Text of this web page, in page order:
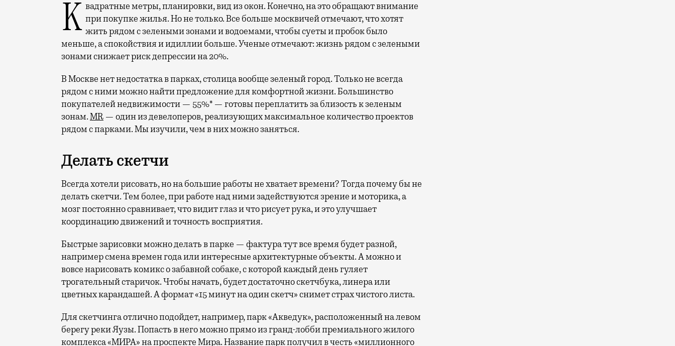
Квадратные метры, планировки, вид из окон. Конечно, на это обращают внимание при покупке жилья. Но не только. Все больше москвичей отмечают, что хотят
жить рядом с зелеными зонами и водоемами, чтобы суеты и пробок было
меньше, а спокойствия и идиллии больше. Ученые отмечают: жизнь рядом с зелеными
зонами снижает риск депрессии на 20%.
В Москве нет недостатка в парках, столица вообще зеленый город. Только не всегда
рядом с ними можно найти предложение для комфортной жизни. Большинство
покупателей недвижимости — 55%* — готовы переплатить за близость к зеленым
зонам.MR — один из девелоперов, реализующих максимальное количество проектов
рядом с парками. Мы изучили, чем в них можно заняться.
Делать скетчи
Всегда хотели рисовать, но на большие работы не хватает времени? Тогда почему бы не
делать скетчи. Тем более, при работе над ними задействуются зрение и моторика, а
мозг постоянно сравнивает, что видит глаз и что рисует рука, и это улучшает
координацию движений и точность восприятия.
Быстрые зарисовки можно делать в парке — фактура тут все время будет разной,
например смена времен года или интересные архитектурные объекты. А можно и
вовсе нарисовать комикс о забавной собаке, с которой каждый день гуляет
трогательный старичок. Чтобы начать, будет достаточно скетчбука, линера или
цветных карандашей. А формат «15 минут на один скетч» снимет страх чистого листа.
Для скетчинга отлично подойдет, например, парк «Акведук», расположенный на левом
берегу реки Яузы. Попасть в него можно прямо из гранд-лобби премиального жилого
комплекса «МИРА» на проспекте Мира. Название парк получил в честь «миллионного